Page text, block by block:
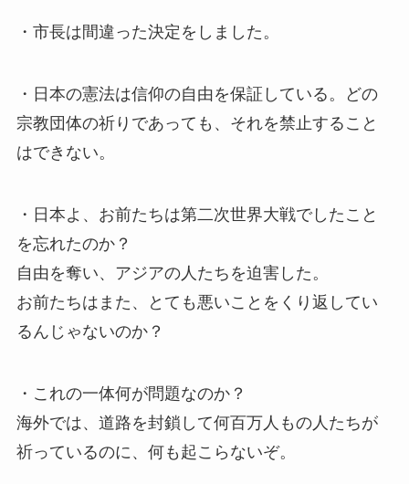
・市長は間違った決定をしました。
・日本の憲法は信仰の自由を保証している。どの
宗教団体の祈りであっても、それを禁止すること
はできない。
・日本よ、お前たちは第二次世界大戦でしたこと
を忘れたのか？
自由を奪い、アジアの人たちを迫害した。
お前たちはまた、とても悪いことをくり返してい
るんじゃないのか？
・これの一体何が問題なのか？
海外では、道路を封鎖して何百万人もの人たちが
祈っているのに、何も起こらないぞ。